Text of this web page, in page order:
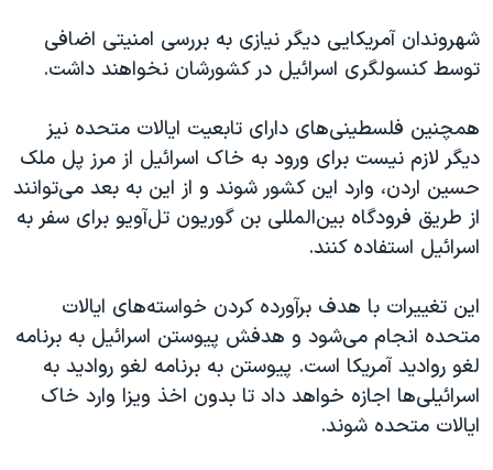
سفر پرزیدنت ترامپ به چین
شهروندان آمریکایی دیگر نیازی به بررسی امنیتی اضافی
توسط کنسولگری اسرائیل در کشورشان نخواهند داشت.
همچنین فلسطینی‌های دارای تابعیت ایالات متحده نیز
دیگر لازم نیست برای ورود به خاک اسرائیل از مرز پل ملک
حسین اردن، وارد این کشور شوند و از این به بعد می‌توانند
از طریق فرودگاه بین‌المللی بن گوریون تل‌آویو برای سفر به
اسرائیل استفاده کنند.
این تغییرات با هدف برآورده کردن خواسته‌های ایالات
متحده انجام می‌شود و هدفش پیوستن اسرائیل به برنامه
لغو روادید آمریکا است. پیوستن به برنامه لغو روادید به
اسرائیلی‌ها اجازه خواهد داد تا بدون اخذ ویزا وارد خاک
ایالات متحده شوند.